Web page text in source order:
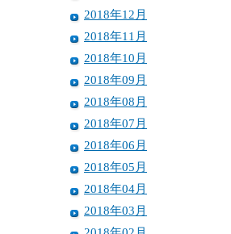
2018年12月
2018年11月
2018年10月
2018年09月
2018年08月
2018年07月
2018年06月
2018年05月
2018年04月
2018年03月